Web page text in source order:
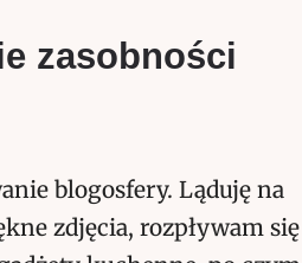
zasobności
blogosfery. Ląduję na
zdjęcia, rozpływam się